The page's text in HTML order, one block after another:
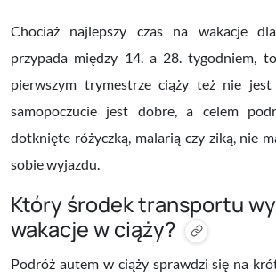
Chociaż najlepszy czas na wakacje
przypada między 14. a 28. tygodniem,
pierwszym trymestrze ciąży też nie jest
samopoczucie jest dobre, a celem
dotknięte różyczką, malarią czy ziką, nie
sobie wyjazdu.
Który środek transportu
wakacje w ciąży?
Podróż autem w ciąży sprawdzi się na